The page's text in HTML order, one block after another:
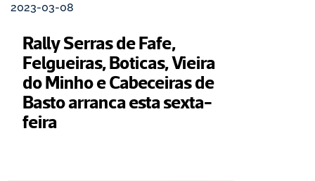
2023-03-08
Rally Serras de Fafe,
Felgueiras, Boticas, Vieira
do Minho e Cabeceiras de
Basto arranca esta sexta-
feira